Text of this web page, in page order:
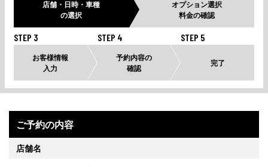
店舗・日時・車種
の選択
オプション選択
料金の確認
STEP 3
お客様情報
入力
STEP 4
予約内容の
確認
STEP 5
完了
ご予約の内容
店舗名